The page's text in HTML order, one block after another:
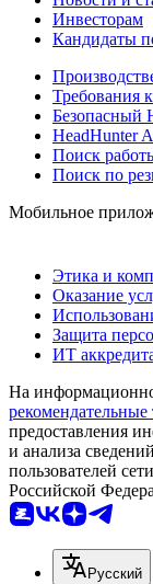
Инвесторам
Кандидаты
Требования
Безопасный
HeadHunter
Поиск
Поиск по
Мобильное
Этика и
Оказание
Защита
ИТ
На
рекомендательные
предоставления
и анализа
пользователей
Российской
Русский